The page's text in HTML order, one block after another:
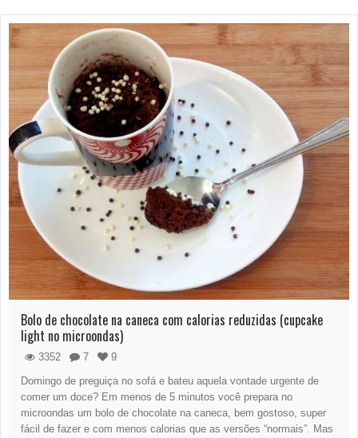
Bolo de chocolate na caneca com calorias reduzidas (cupcake
light no microondas)
3352 7
9
Domingo de preguiça no sofá e bateu aquela vontade urgente de
comer um doce? Em menos de 5 minutos você prepara no
microondas um bolo de chocolate na caneca, bem gostoso, super
fácil de fazer e com menos calorias que as versões “normais”. Mas